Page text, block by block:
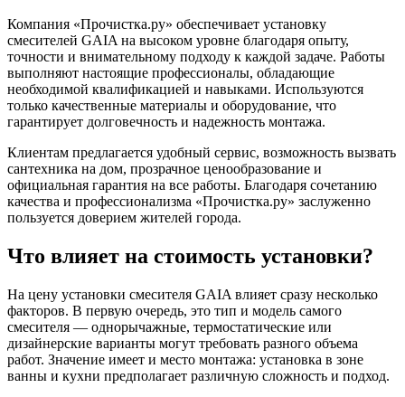
Компания «Прочистка.ру» обеспечивает установку
смесителей GAIA на высоком уровне благодаря опыту,
точности и внимательному подходу к каждой задаче. Работы
выполняют настоящие профессионалы, обладающие
необходимой квалификацией и навыками. Используются
только качественные материалы и оборудование, что
гарантирует долговечность и надежность монтажа.
Клиентам предлагается удобный сервис, возможность вызвать
сантехника на дом, прозрачное ценообразование и
официальная гарантия на все работы. Благодаря сочетанию
качества и профессионализма «Прочистка.ру» заслуженно
пользуется доверием жителей города.
Что влияет на стоимость установки?
На цену установки смесителя GAIA влияет сразу несколько
факторов. В первую очередь, это тип и модель самого
смесителя — однорычажные, термостатические или
дизайнерские варианты могут требовать разного объема
работ. Значение имеет и место монтажа: установка в зоне
ванны и кухни предполагает различную сложность и подход.